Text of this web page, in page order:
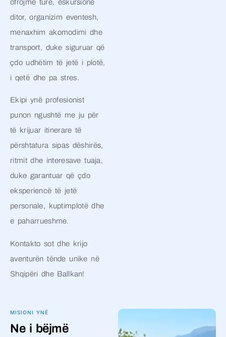
ofrojmë ture, eskursione
ditor, organizim eventesh,
menaxhim akomodimi dhe
transport, duke siguruar që
çdo udhëtim të jetë i plotë,
i qetë dhe pa stres.
Ekipi ynë profesionist
punon ngushtë me ju për
të krijuar itinerare të
përshtatura sipas dëshirës,
ritmit dhe interesave tuaja,
duke garantuar që çdo
eksperiencë të jetë
personale, kuptimplotë dhe
e paharrueshme.
Kontakto sot dhe krijo
aventurën tënde unike në
Shqipëri dhe Ballkan!
MISIONI YNË
Ne i bëjmë